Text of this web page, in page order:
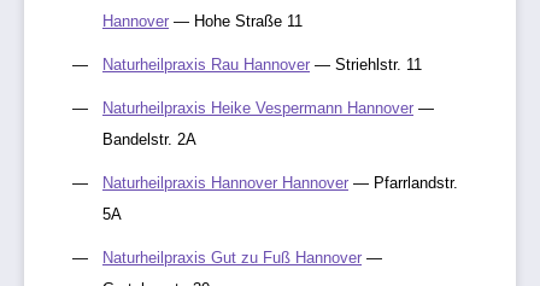
Hannover — Hohe Straße 11
Naturheilpraxis Rau Hannover — Striehlstr. 11
Naturheilpraxis Heike Vespermann Hannover —
Bandelstr. 2A
Naturheilpraxis Hannover Hannover — Pfarrlandstr.
5A
Naturheilpraxis Gut zu Fuß Hannover —